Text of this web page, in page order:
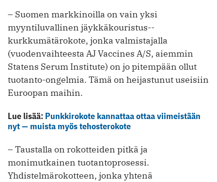
– Suomen markkinoilla on vain yksi
myyntiluvallinen jäykkäkouristus-­
kurkkumätärokote, jonka valmistajalla
(vuodenvaihteesta AJ Vaccines A/S, aiemmin
Statens Serum Institute) on jo pitempään ollut
tuotanto-ongelmia. Tämä on heijastunut useisiin
Euroopan maihin.
Lue lisää: Punkkirokote kannattaa ottaa viimeistään
nyt — muista myös tehosterokote
– Taustalla on rokotteiden pitkä ja
monimutkainen tuotantoprosessi.
Yhdistelmärokotteen, jonka yhtenä